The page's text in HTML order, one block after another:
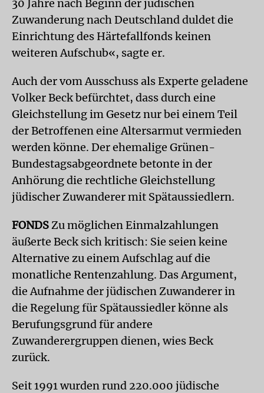
30 Jahre nach Beginn der jüdischen
Zuwanderung nach Deutschland duldet die
Einrichtung des Härtefallfonds keinen
weiteren Aufschub«, sagte er.
Auch der vom Ausschuss als Experte geladene
Volker Beck befürchtet, dass durch eine
Gleichstellung im Gesetz nur bei einem Teil
der Betroffenen eine Altersarmut vermieden
werden könne. Der ehemalige Grünen-
Bundestagsabgeordnete betonte in der
Anhörung die rechtliche Gleichstellung
jüdischer Zuwanderer mit Spätaussiedlern.
FONDSZu möglichen Einmalzahlungen
äußerte Beck sich kritisch: Sie seien keine
Alternative zu einem Aufschlag auf die
monatliche Rentenzahlung. Das Argument,
die Aufnahme der jüdischen Zuwanderer in
die Regelung für Spätaussiedler könne als
Berufungsgrund für andere
Zuwanderergruppen dienen, wies Beck
zurück.
Seit 1991 wurden rund 220.000 jüdische